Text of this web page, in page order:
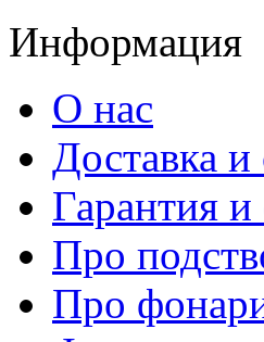
Информация
О нас
Доставка
Гарантия и
Про
Про